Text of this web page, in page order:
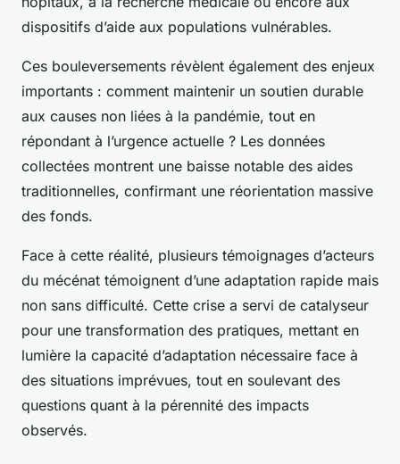
dispositifs d’aide aux populations vulnérables.
Ces bouleversements révèlent également des enjeux
importants : comment maintenir un soutien durable
aux causes non liées à la pandémie, tout en
répondant à l’urgence actuelle ? Les données
collectées montrent une baisse notable des aides
traditionnelles, confirmant une réorientation massive
des fonds.
Face à cette réalité, plusieurs témoignages d’acteurs
du mécénat témoignent d’une adaptation rapide mais
non sans difficulté. Cette crise a servi de catalyseur
pour une transformation des pratiques, mettant en
lumière la capacité d’adaptation nécessaire face à
des situations imprévues, tout en soulevant des
questions quant à la pérennité des impacts
observés.